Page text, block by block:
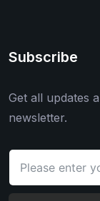
Subscribe
Get all updates
newsletter.